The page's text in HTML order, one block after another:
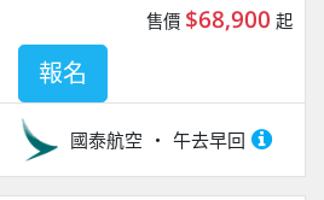
國泰航空 午去早回
售價 $68,900 起
報名